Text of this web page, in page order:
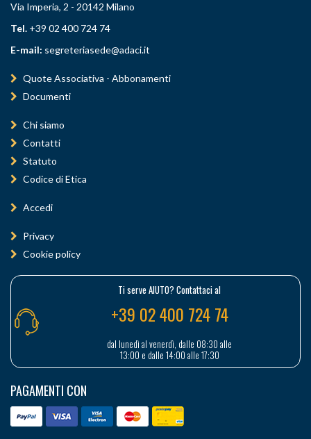
Via Imperia, 2 - 20142 Milano
Tel. +39 02 400 724 74
E-mail: segreteriasede@adaci.it
Quote Associativa - Abbonamenti
Documenti
Chi siamo
Contatti
Statuto
Codice di Etica
Accedi
Privacy
Cookie policy
Ti serve AIUTO? Contattaci al
+39 02 400 724 74
dal lunedì al venerdì, dalle 08:30 alle
13:00 e dalle 14:00 alle 17:30
PAGAMENTI CON